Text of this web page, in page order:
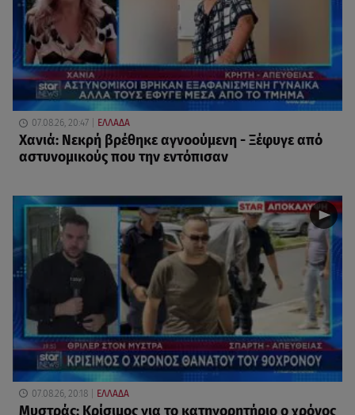
07.08.26, 20:47 ΕΛΛΑΔΑ
Χανιά: Νεκρή βρέθηκε αγνοούμενη - Ξέφυγε από
αστυνομικούς που την εντόπισαν
07.08.26, 20:18 ΕΛΛΑΔΑ
Μυστράς: Κρίσιμος για το κατηγορητήριο ο χρόνος